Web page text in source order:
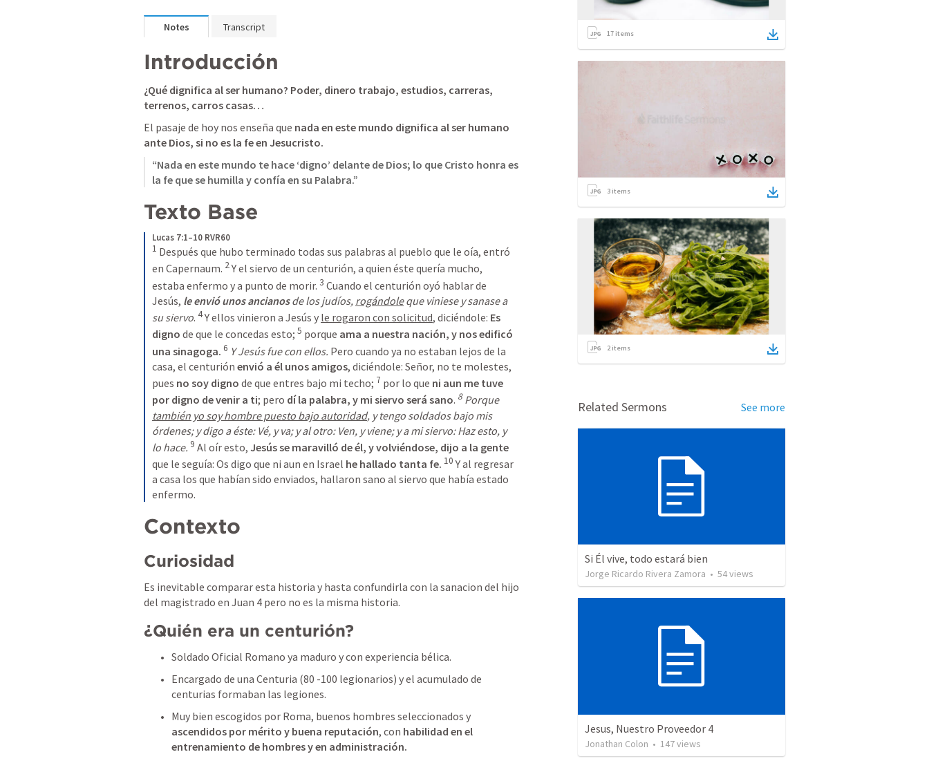
Notes Transcript
Introducción
¿Qué dignifica al ser humano? Poder, dinero trabajo, estudios, carreras,
terrenos, carros casas…
El pasaje de hoy nos enseña que nada en este mundo dignifica al ser humano
ante Dios, si no es la fe en Jesucristo.
“Nada en este mundo te hace ‘digno’ delante de Dios; lo que Cristo honra es
la fe que se humilla y confía en su Palabra.”
Texto Base
Lucas 7:1–10 RVR60
1 Después que hubo terminado todas sus palabras al pueblo que le oía, entró
en Capernaum. 2 Y el siervo de un centurión, a quien éste quería mucho,
estaba enfermo y a punto de morir. 3 Cuando el centurión oyó hablar de
Jesús, le envió unos ancianos de los judíos, rogándole que viniese y sanase a
su siervo. 4 Y ellos vinieron a Jesús y le rogaron con solicitud, diciéndole: Es
digno de que le concedas esto; 5 porque ama a nuestra nación, y nos edificó
una sinagoga. 6 Y Jesús fue con ellos. Pero cuando ya no estaban lejos de la
casa, el centurión envió a él unos amigos, diciéndole: Señor, no te molestes,
pues no soy digno de que entres bajo mi techo; 7 por lo que ni aun me tuve
por digno de venir a ti; pero dí la palabra, y mi siervo será sano. 8
Porque
también yo soy hombre puesto bajo autoridad, y tengo soldados bajo mis
órdenes; y digo a éste: Vé, y va; y al otro: Ven, y viene; y a mi siervo: Haz esto, y
lo hace. 9 Al oír esto,
que le seguía: Os digo que ni aun en Israel he hallado tanta fe. 10 Y al regresar
a casa los que habían sido enviados, hallaron sano al siervo que había estado
enfermo.
Contexto
Curiosidad
Es inevitable comparar esta historia y hasta confundirla con la sanacion del hijo
del magistrado en Juan 4 pero no es la misma historia.
¿Quién era un centurión?
Soldado Oficial Romano ya maduro y con experiencia bélica.
Encargado de una Centuria (80 -100 legionarios) y el acumulado de
centurias formaban las legiones.
ascendidos por mérito y buena reputación, con habilidad en el
entrenamiento de hombres y en administración.
17 items
3 items
2items
Related Sermons See more
Si Él vive, todo estará bien
Jorge Ricardo Rivera Zamora • 54views
Jesus, Nuestro Proveedor 4
Jonathan Colon • 147views